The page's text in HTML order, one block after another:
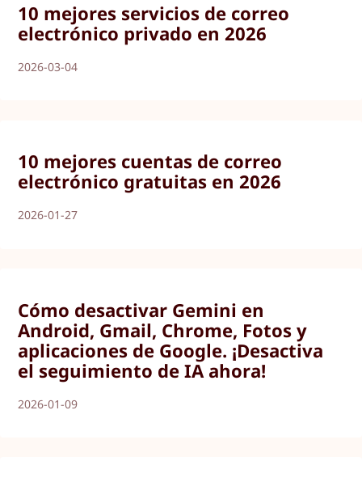
10 mejores servicios de correo
electrónico privado en 2026
2026-03-04
10 mejores cuentas de correo
electrónico gratuitas en 2026
2026-01-27
Cómo desactivar Gemini en
Android, Gmail, Chrome, Fotos y
aplicaciones de Google. ¡Desactiva
el seguimiento de IA ahora!
2026-01-09